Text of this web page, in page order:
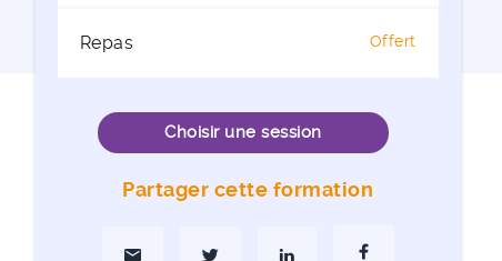
Repas Offert
Choisir une session
Partager cette formation
Partager par MailPartager sur TwitterPartager sur Linkedin